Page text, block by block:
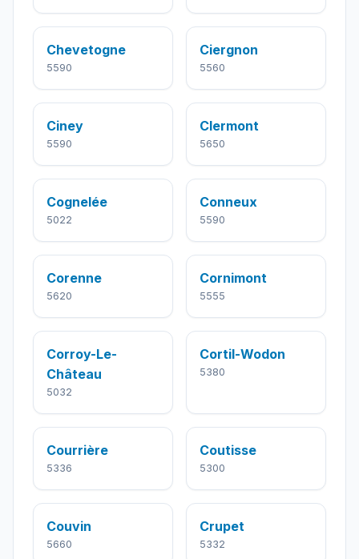
Chevetogne
5590
Ciergnon
5560
Ciney
5590
Clermont
5650
Cognelée
5022
Conneux
5590
Corenne
5620
Cornimont
5555
Corroy-Le-
Château
5032
Cortil-Wodon
5380
Courrière
5336
Coutisse
5300
Couvin
5660
Crupet
5332